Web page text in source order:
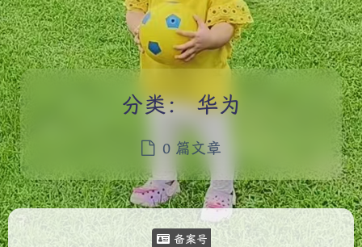
夜间模式
分类：华为
0 篇文章
备案号